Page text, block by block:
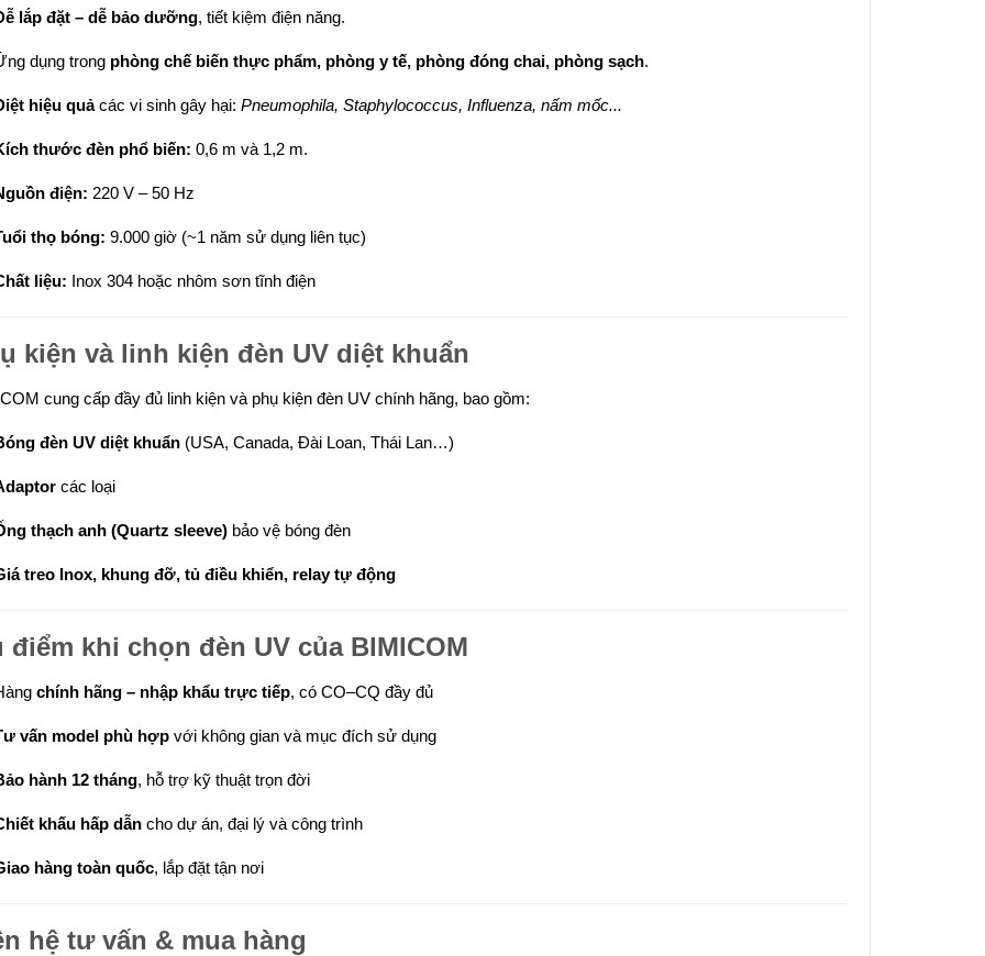
lắp đặt – dễ bảo dưỡng, tiết kiệm điện năng.
dụng trong phòng chế biến thực phẩm, phòng y tế, phòng đóng chai, phòng sạch.
hiệu quảcác vi sinh gây hại: Pneumophila, Staphylococcus, Influenza, nấm mốc...
thước đèn phổ biến: 0,6 m và 1,2 m.
điện: 220 V – 50 Hz
thọ bóng: 9.000 giờ (~1 năm sử dụng liên tục)
liệu: Inox 304 hoặc nhôm sơn tĩnh điện
kiện và linh kiện đèn UV diệt khuẩn
cung cấp đầy đủ linh kiện và phụ kiện đèn UV chính hãng, bao gồm:
đèn UV diệt khuẩn(USA, Canada, Đài Loan, Thái Lan…)
các loại
thạch anh (Quartz sleeve)bảo vệ bóng đèn
treo Inox, khung đỡ, tủ điều khiển, relay tự động
điểm khi chọn đèn UV của BIMICOM
chính hãng – nhập khẩu trực tiếp, có CO–CQ đầy đủ
vấn model phù hợpvới không gian và mục đích sử dụng
hành 12 tháng, hỗ trợ kỹ thuật trọn đời
khấu hấp dẫncho dự án, đại lý và công trình
hàng toàn quốc, lắp đặt tận nơi
hệ tư vấn & mua hàng